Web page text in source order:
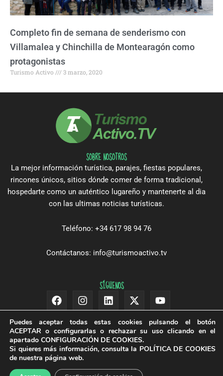
Completo fin de semana de senderismo con
Villamalea y Chinchilla de Montearagón como
protagonistas
Turismo Activo 3 marzo, 2020
SOBRE NOSOTROS
La mejor información turística, parajes, fiestas populares,
rincones únicos, sitios dónde comer de forma tradicional,
hospedarte como un auténtico lugareño y mantenerte al dia
con las ultimas noticias turísticas.
Teléfono: +34 617 98 94 76
Contáctanos: info@turismoactivo.tv
SÍGUENOS
FacebookInstagramLinkedin
X-
twitter
Youtube
Puedes aceptar todas estas cookies pulsando el botón
ACEPTAR o configurarlas o rechazar su uso clicando en el
apartado CONFIGURACIÓN DE COOKIES.
Si quieres más información, consulta la POLÍTICA DE COOKIES
de nuestra página web.